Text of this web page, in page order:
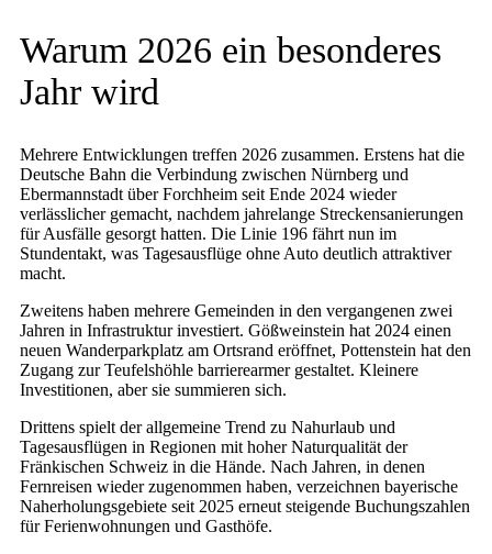
Warum 2026 ein besonderes
Jahr wird
Mehrere Entwicklungen treffen 2026 zusammen. Erstens hat die
Deutsche Bahn die Verbindung zwischen Nürnberg und
Ebermannstadt über Forchheim seit Ende 2024 wieder
verlässlicher gemacht, nachdem jahrelange Streckensanierungen
für Ausfälle gesorgt hatten. Die Linie 196 fährt nun im
Stundentakt, was Tagesausflüge ohne Auto deutlich attraktiver
macht.
Zweitens haben mehrere Gemeinden in den vergangenen zwei
Jahren in Infrastruktur investiert. Gößweinstein hat 2024 einen
neuen Wanderparkplatz am Ortsrand eröffnet, Pottenstein hat den
Zugang zur Teufelshöhle barrierearmer gestaltet. Kleinere
Investitionen, aber sie summieren sich.
Drittens spielt der allgemeine Trend zu Nahurlaub und
Tagesausflügen in Regionen mit hoher Naturqualität der
Fränkischen Schweiz in die Hände. Nach Jahren, in denen
Fernreisen wieder zugenommen haben, verzeichnen bayerische
Naherholungsgebiete seit 2025 erneut steigende Buchungszahlen
für Ferienwohnungen und Gasthöfe.